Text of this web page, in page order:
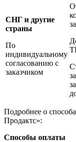
СНГ и другие
страны
По
индивидуальному
согласованию с
заказчиком
Подробнее о
Продактс»:
Способы оплаты